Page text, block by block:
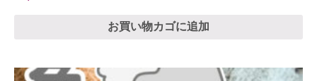
お買い物カゴに追加